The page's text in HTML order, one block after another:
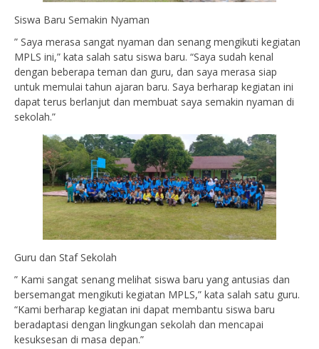
Siswa Baru Semakin Nyaman
” Saya merasa sangat nyaman dan senang mengikuti kegiatan
MPLS ini,” kata salah satu siswa baru. “Saya sudah kenal
dengan beberapa teman dan guru, dan saya merasa siap
untuk memulai tahun ajaran baru. Saya berharap kegiatan ini
dapat terus berlanjut dan membuat saya semakin nyaman di
sekolah.”
Guru dan Staf Sekolah
” Kami sangat senang melihat siswa baru yang antusias dan
bersemangat mengikuti kegiatan MPLS,” kata salah satu guru.
“Kami berharap kegiatan ini dapat membantu siswa baru
beradaptasi dengan lingkungan sekolah dan mencapai
kesuksesan di masa depan.”